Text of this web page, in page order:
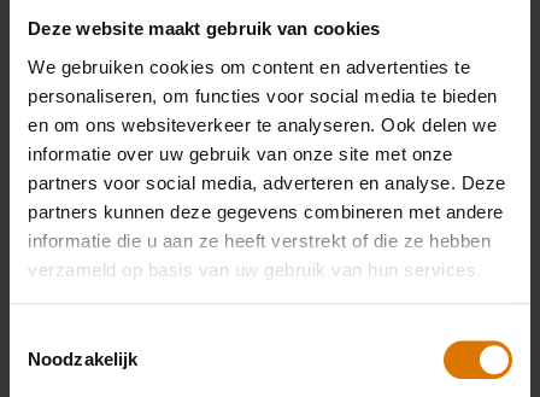
Deze website maakt gebruik van cookies
We gebruiken cookies om content en advertenties te
personaliseren, om functies voor social media te bieden
en om ons websiteverkeer te analyseren. Ook delen we
informatie over uw gebruik van onze site met onze
partners voor social media, adverteren en analyse. Deze
partners kunnen deze gegevens combineren met andere
informatie die u aan ze heeft verstrekt of die ze hebben
verzameld op basis van uw gebruik van hun services.
Noodzakelijk
Wat heb je nodig?
Aanbevolen
accessoires
Hickory